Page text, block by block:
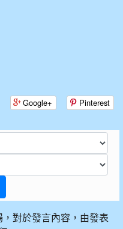
Google+ Pinterest
對於發言內容，由發表